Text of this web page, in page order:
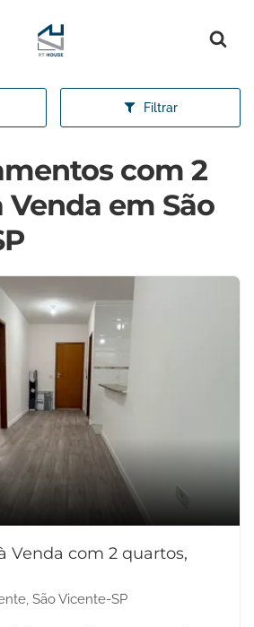
Página inicial
Filtrar
com 2
Venda em São
Venda com 2 quartos,
São Vicente-SP